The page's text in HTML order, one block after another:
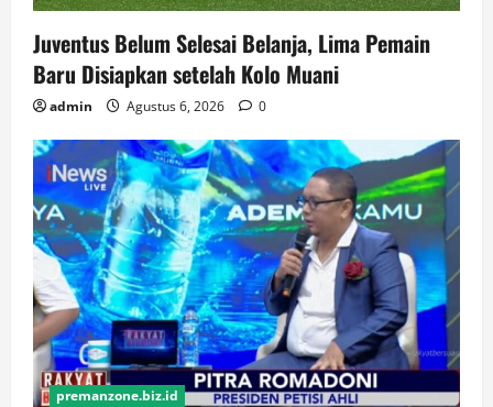
Juventus Belum Selesai Belanja, Lima Pemain
Baru Disiapkan setelah Kolo Muani
admin Agustus 6, 2026 0
premanzone.biz.id